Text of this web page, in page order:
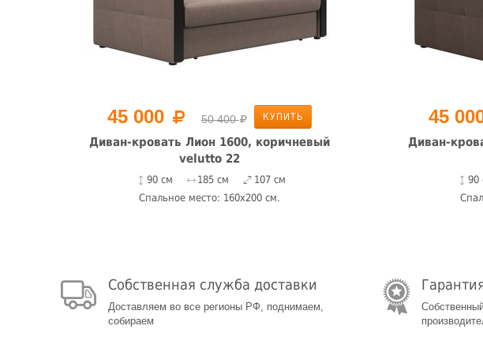
45 000 50 400 КУПИТЬ
Диван-кровать Лион 1600, коричневый
velutto 22
90 см 185 см
107 см
Спальное место: 160x200 см.
45
Диван-
90
Собственная служба доставки
Доставляем во все регионы РФ, поднимаем,
собираем